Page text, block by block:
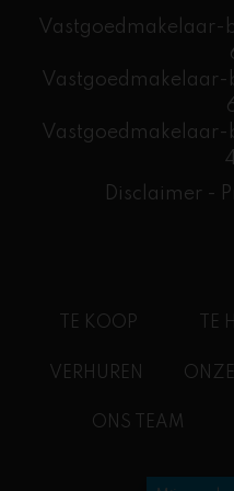
Vastgoedmakelaar-
Vastgoedmakelaar-
​Vastgoedmakelaar-
Disclaimer -
TE KOOP TE
VERHUREN
ONS TEAM